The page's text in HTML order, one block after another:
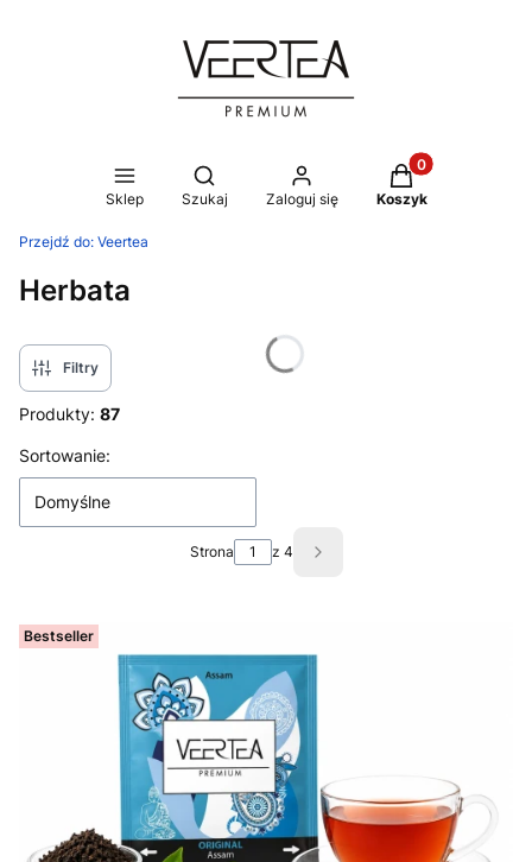
Sklep
Otwórz wyszukiwarkę
Szukaj Zaloguj się
Produkty w
Koszyk
Przejdź do: Veertea
Herbata
Filtry
Produkty: 87
Lista produktów
Sortowanie:
Domyślne
Strona z 4 Następne produkty
Bestseller